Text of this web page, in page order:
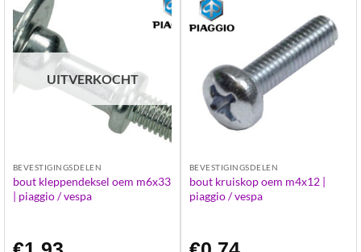
UITVERKOCHT
BEVESTIGINGSDELEN
bout kleppendeksel oem m6x33
| piaggio / vespa
BEVESTIGINGSDELEN
bout kruiskop oem m4x12 |
piaggio / vespa